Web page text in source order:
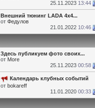
25.11.2023 13:44
Внешний тюнинг LADA 4x4...
от Федулов
21.01.2022 10:46
Здесь публикуем фото своих...
от More
25.11.2023 00:58
Календарь клубных событий
от bokareff
11.01.2020 00:33